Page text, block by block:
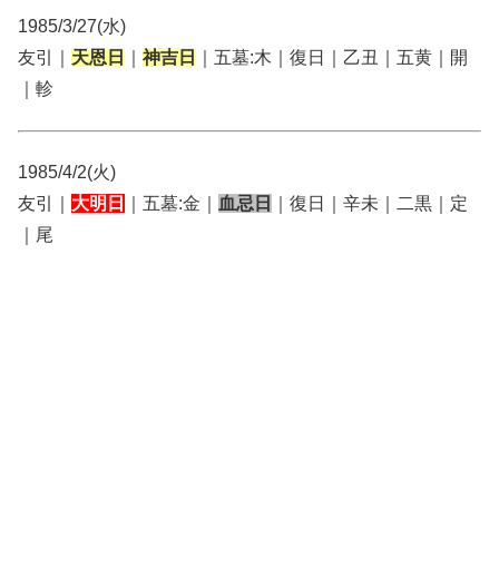
1985/3/27(水)
友引｜ 天恩日 神吉日
｜五墓:木｜復日｜乙丑｜五黄｜開
｜軫
1985/4/2(火)
友引｜ 大明日 ｜五墓:金｜ 血忌日
｜復日｜辛未｜二黒｜定
｜尾